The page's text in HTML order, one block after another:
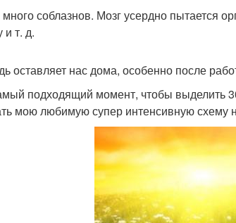
соблазнов. Мозг усердно пытается
и т. д.
оставляет нас дома, особенно после
подходящий момент, чтобы выделить
мою любимую супер интенсивную схему